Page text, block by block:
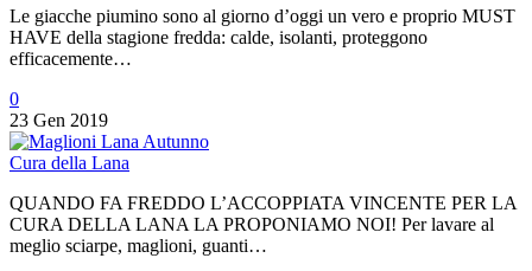
Le giacche piumino sono al giorno d’oggi un vero e proprio MUST
HAVE della stagione fredda: calde, isolanti, proteggono
efficacemente…
0
23 Gen 2019
Cura della Lana
QUANDO FA FREDDO L’ACCOPPIATA VINCENTE PER LA
CURA DELLA LANA LA PROPONIAMO NOI! Per lavare al
meglio sciarpe, maglioni, guanti…